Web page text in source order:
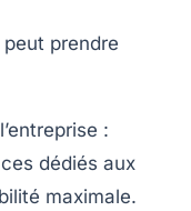
prendre
:
dédiés aux
maximale.